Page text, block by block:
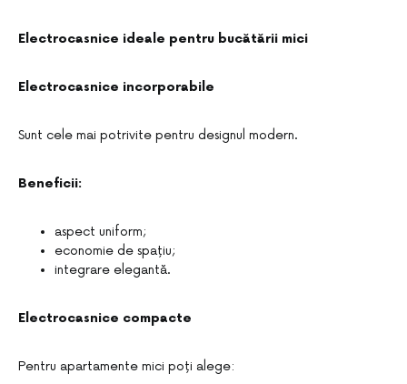
Electrocasnice ideale pentru bucătării mici
Electrocasnice incorporabile
Sunt cele mai potrivite pentru designul modern.
Beneficii:
aspect uniform;
economie de spațiu;
integrare elegantă.
Electrocasnice compacte
Pentru apartamente mici poți alege: